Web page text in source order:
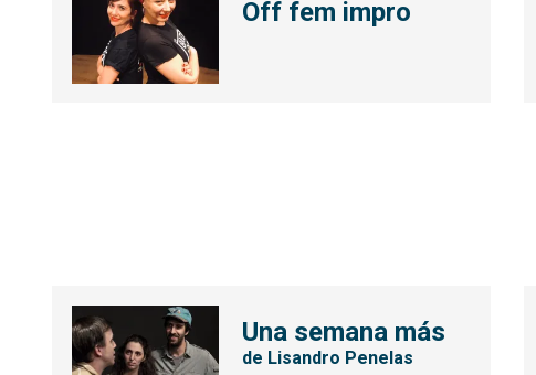
Off fem impro
Una semana más
de Lisandro Penelas